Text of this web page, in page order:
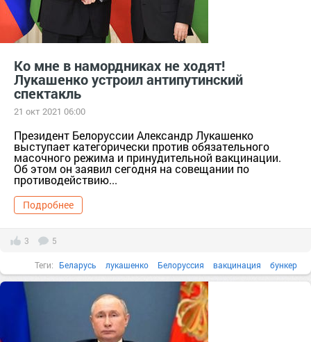
Ко мне в намордниках не ходят!
Лукашенко устроил антипутинский
спектакль
21 окт 2021 06:00
Президент Белоруссии Александр Лукашенко
выступает категорически против обязательного
масочного режима и принудительной вакцинации.
Об этом он заявил сегодня на совещании по
противодействию...
Подробнее
3 5
Теги: Беларусь лукашенко Белоруссия вакцинация бункер